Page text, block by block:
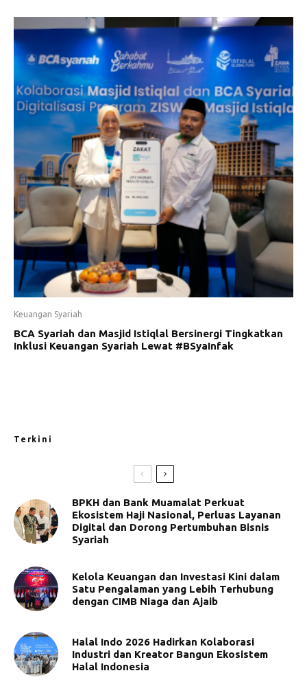
Keuangan Syariah
BCA Syariah dan Masjid Istiqlal Bersinergi Tingkatkan
Inklusi Keuangan Syariah Lewat #BSyaInfak
Terkini
BPKH dan Bank Muamalat Perkuat
Ekosistem Haji Nasional, Perluas Layanan
Digital dan Dorong Pertumbuhan Bisnis
Syariah
Kelola Keuangan dan Investasi Kini dalam
Satu Pengalaman yang Lebih Terhubung
dengan CIMB Niaga dan Ajaib
Halal Indo 2026 Hadirkan Kolaborasi
Industri dan Kreator Bangun Ekosistem
Halal Indonesia